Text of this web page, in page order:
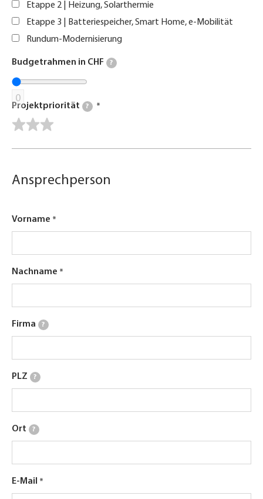
Etappe 2 | Heizung, Solarthermie
Etappe 3 | Batteriespeicher, Smart Home, e-Mobilität
Rundum-Modernisierung
Budgetrahmen in CHF ?
0
Projektpriorität ?
Ansprechperson
Vorname
Nachname
Firma ?
PLZ ?
Ort ?
E-Mail